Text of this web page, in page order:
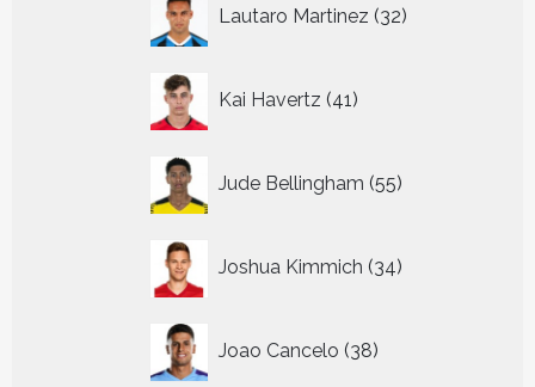
Lautaro Martinez 32
producten
Kai Havertz 41
producten
Jude Bellingham 55
producten
Joshua Kimmich 34
producten
Joao Cancelo 38
producten